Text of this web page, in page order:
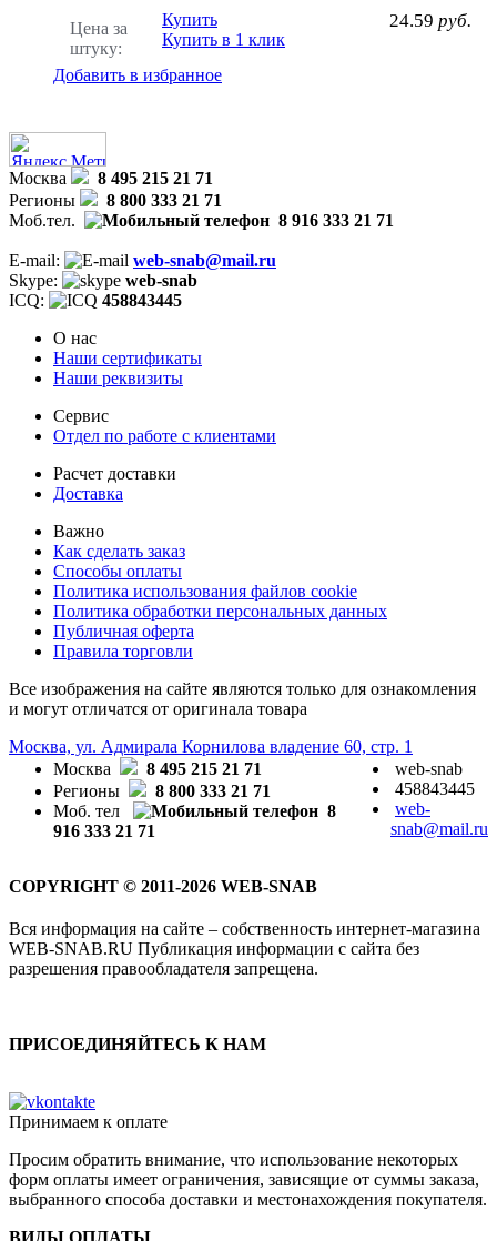
Цена за
штуку:
24.59 руб.
Купить
Купить в 1 клик
Добавить в избранное
Москва
8 495 215 21 71
Регионы
8 800 333 21 71
Моб.тел.
8 916 333 21 71
E-mail:
web-snab@mail.ru
Skype:
web-snab
ICQ:
458843445
О нас
Наши сертификаты
Наши реквизиты
Сервис
Отдел по работе с клиентами
Расчет доставки
Доставка
Важно
Как сделать заказ
Способы оплаты
Политика использования файлов cookie
Политика обработки персональных данных
Публичная оферта
Правила торговли
Все изображения на сайте являются только для ознакомления
и могут отличатся от оригинала товара
Москва, ул. Адмирала Корнилова владение 60, стр. 1
Москва
8 495 215 21 71
Регионы
8 800 333 21 71
Моб. тел
8
916 333 21 71
web-snab
458843445
web-
snab@mail.ru
COPYRIGHT © 2011-2026 WEB-SNAB
Вся информация на сайте – собственность интернет-магазина
WEB-SNAB.RU Публикация информации с сайта без
разрешения правообладателя запрещена.
ПРИСОЕДИНЯЙТЕСЬ К НАМ
Принимаем к оплате
Просим обратить внимание, что использование некоторых
форм оплаты имеет ограничения, зависящие от суммы заказа,
выбранного способа доставки и местонахождения покупателя.
ВИДЫ ОПЛАТЫ